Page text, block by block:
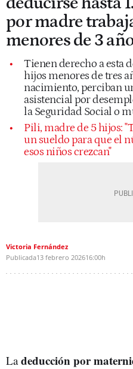
por madre
menores de 3
Tienen derecho a esta
hijos menores de tres
nacimiento, perciban
asistencial por
la Seguridad Social o
Pili, madre de 5 hijos:
un sueldo para que el
esos niños crezcan"
Victoria Fernández
Publicada13 febrero 202616:00h
Ladeducción por